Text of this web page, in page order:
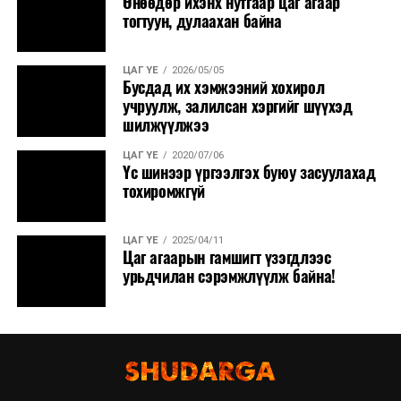
тогтуун, дулаахан байна
ЦАГ ҮЕ 2026/05/05
Бусдад их хэмжээний хохирол
учруулж, залилсан хэргийг шүүхэд
шилжүүлжээ
ЦАГ ҮЕ 2020/07/06
Үс шинээр үргээлгэх буюу засуулахад
тохиромжгүй
ЦАГ ҮЕ 2025/04/11
Цаг агаарын гамшигт үзэгдлээс
урьдчилан сэрэмжлүүлж байна!